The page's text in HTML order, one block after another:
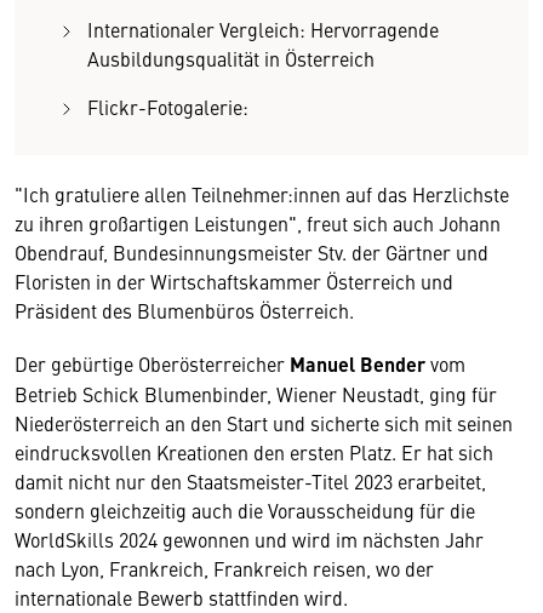
Internationaler Vergleich: Hervorragende
Ausbildungsqualität in Österreich
Flickr-Fotogalerie:
"Ich gratuliere allen Teilnehmer:innen auf das Herzlichste
zu ihren großartigen Leistungen", freut sich auch Johann
Obendrauf, Bundesinnungsmeister Stv. der Gärtner und
Floristen in der Wirtschaftskammer Österreich und
Präsident des Blumenbüros Österreich.
Der gebürtige Oberösterreicher Manuel Bendervom
Betrieb Schick Blumenbinder, Wiener Neustadt, ging für
Niederösterreich an den Start und sicherte sich mit seinen
eindrucksvollen Kreationen den ersten Platz. Er hat sich
damit nicht nur den Staatsmeister-Titel 2023 erarbeitet,
sondern gleichzeitig auch die Vorausscheidung für die
WorldSkills 2024 gewonnen und wird im nächsten Jahr
nach Lyon, Frankreich, Frankreich reisen, wo der
internationale Bewerb stattfinden wird.